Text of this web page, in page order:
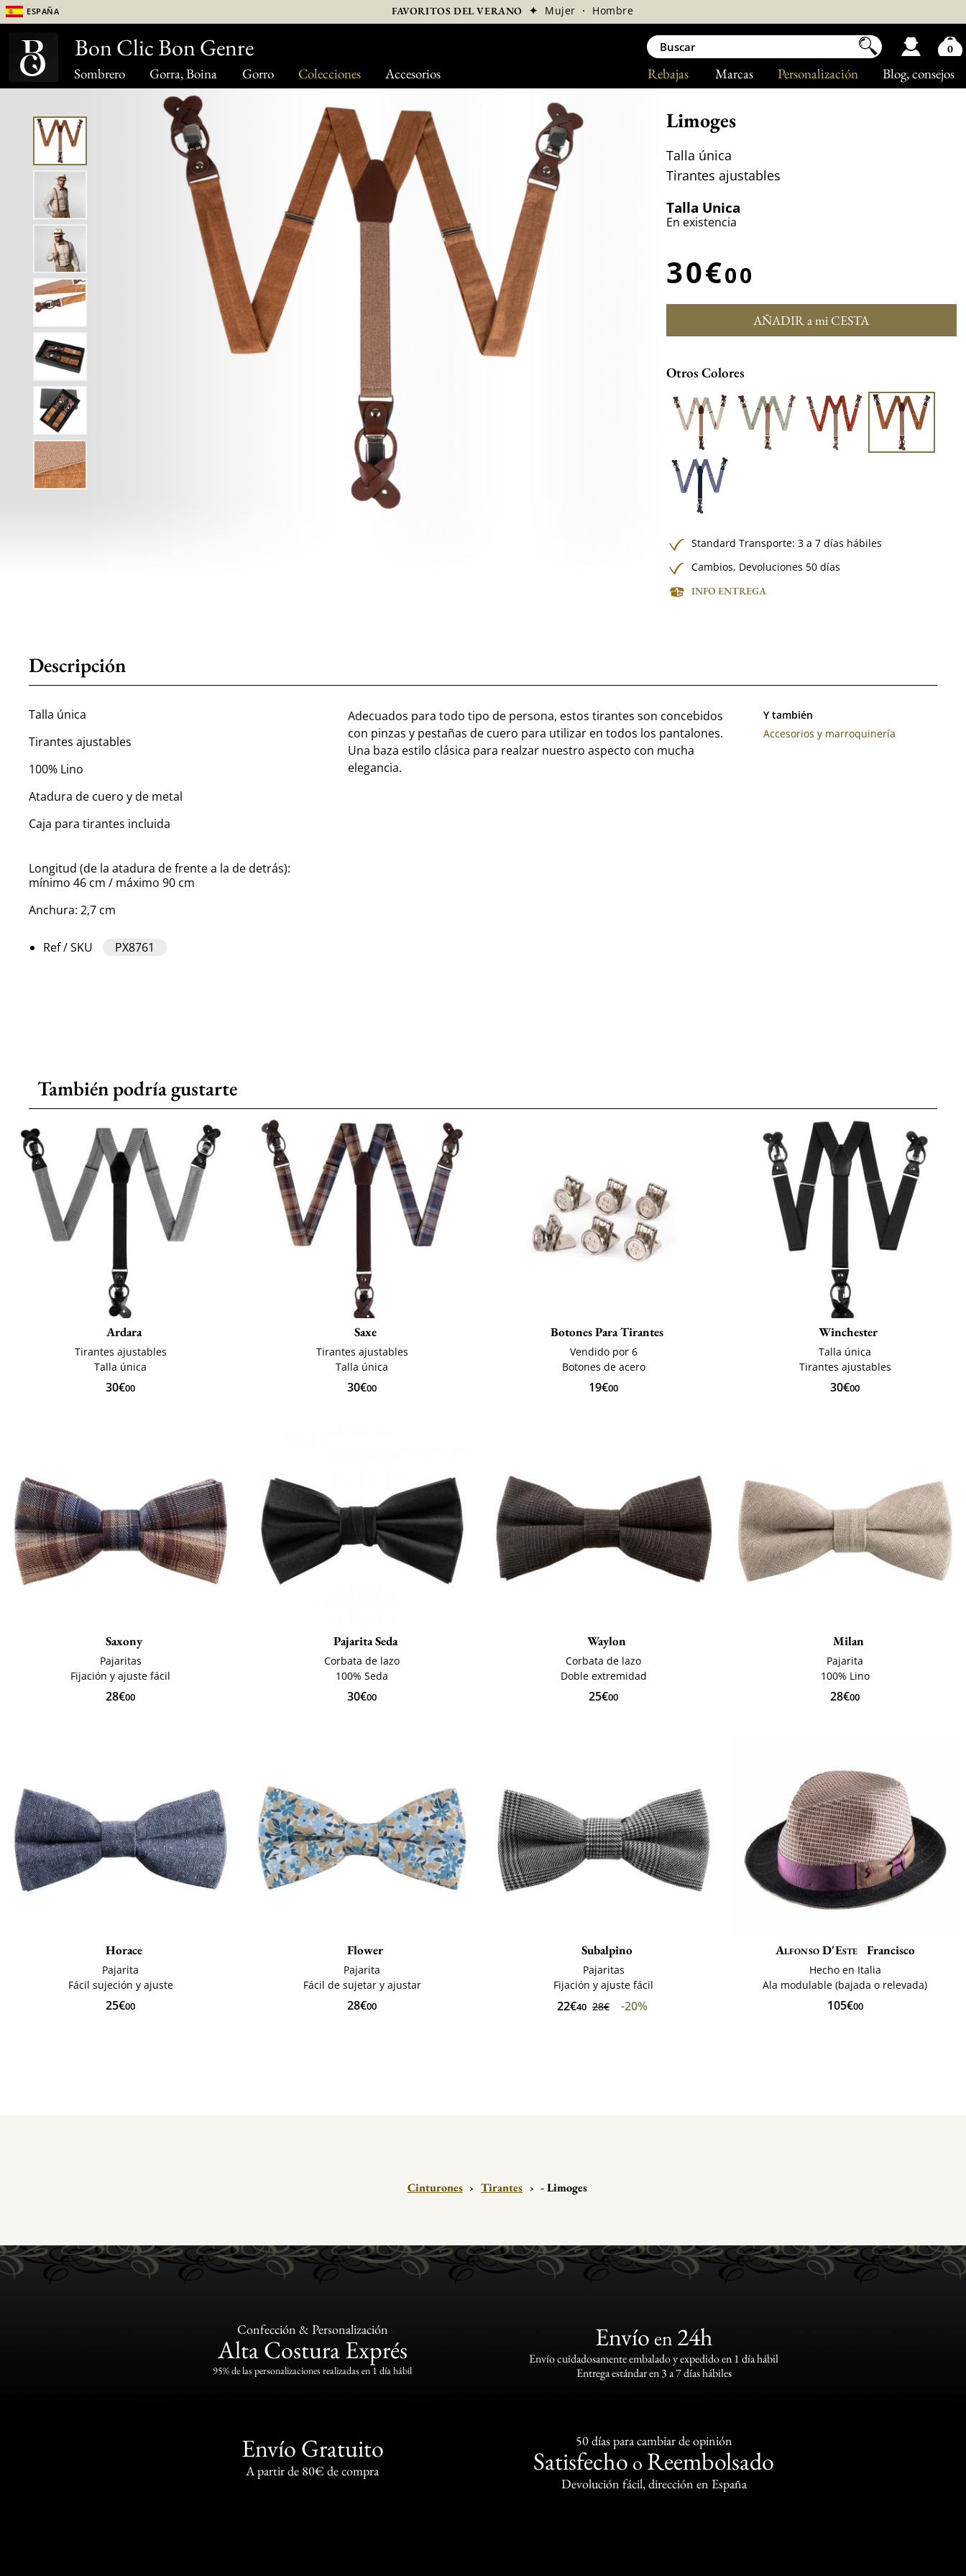
Sombrero Gorra, Boina Gorro Colecciones Accesorios Blog, consejos
Personalización
Marcas
Rebajas
España FAVORITOS DEL VERANO ✦ Mujer · Hombre
Limoges
Talla única
Tirantes ajustables
Talla Unica
En existencia
30€00
AÑADIR a mi CESTA
Otros Colores
Standard Transporte: 3 a 7 días hábiles
Cambios, Devoluciones 50 días
INFO ENTREGA
Descripción
Talla única
Tirantes ajustables
100% Lino
Atadura de cuero y de metal
Caja para tirantes incluida
Longitud (de la atadura de frente a la de detrás):
mínimo 46 cm / máximo 90 cm
Anchura: 2,7 cm
Ref / SKU PX8761
Adecuados para todo tipo de persona, estos tirantes son concebidos
con pinzas y pestañas de cuero para utilizar en todos los pantalones.
Una baza estilo clásica para realzar nuestro aspecto con mucha
elegancia.
Y también
Accesorios y marroquinería
También podría gustarte
Ardara
Tirantes ajustables
Talla única
30€00
Saxe
Tirantes ajustables
Talla única
30€00
Botones Para Tirantes
Vendido por 6
Botones de acero
19€00
Winchester
Talla única
Tirantes ajustables
30€00
Saxony
Pajaritas
Fijación y ajuste fácil
28€00
Pajarita Seda
Corbata de lazo
100% Seda
30€00
Waylon
Corbata de lazo
Doble extremidad
25€00
Milan
Pajarita
100% Lino
28€00
Horace
Pajarita
Fácil sujeción y ajuste
25€00
Flower
Pajarita
Fácil de sujetar y ajustar
28€00
Subalpino
Pajaritas
Fijación y ajuste fácil
22€40 28€ -20%
Alfonso D'Este Francisco
Hecho en Italia
Ala modulable (bajada o relevada)
105€00
Cinturones › Tirantes › - Limoges
Confección & Personalización
Alta Costura Exprés
95% de las personalizaciones realizadas en 1 día hábil
Envíoen 24h
Envío cuidadosamente embalado y expedido en 1 día hábil
Entrega estándar en 3 a 7 días hábiles
Envío Gratuito
A partir de 80€ de compra
50 días para cambiar de opinión
Satisfecho o Reembolsado
Devolución fácil, dirección en España
Bon Clic Bon Genre 0